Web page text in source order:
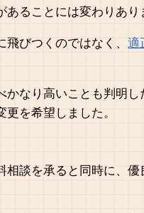
ることには変わりあり
飛びつくのではなく、適
なり高いことも判明し
を希望しました。
相談を承ると同時に、優